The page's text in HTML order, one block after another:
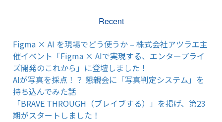
Recent
Figma × AI を現場でどう使うか – 株式会社アツラエ主
催イベント「Figma × AIで実現する、エンタープライ
ズ開発のこれから」に登壇しました！
AIが写真を採点！？ 懇親会に「写真判定システム」を
持ち込んでみた話
「BRAVE THROUGH（ブレイブする）」を掲げ、第23
期がスタートしました！